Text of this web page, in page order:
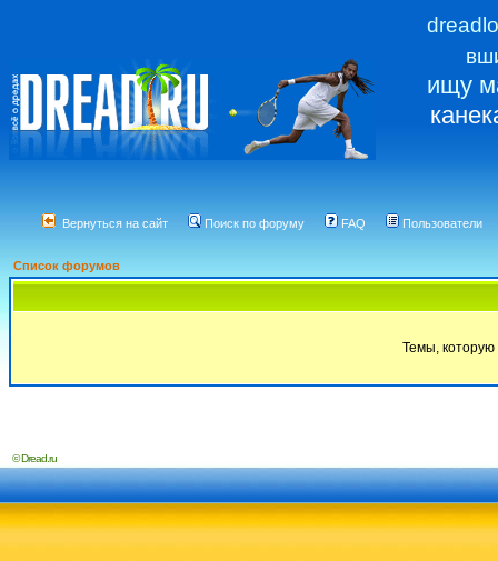
ищу
Вернуться на сайт Поиск по форуму FAQ Пользователи
Список форумов
Темы, которую
© Dread.ru